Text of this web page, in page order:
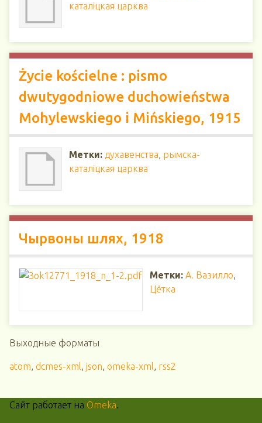
каталіцкая царква
Życie kościelne : pismo
dwutygodniowe duchowieństwa
Mohylewskiego i Mińskiego, 1915
Метки: духавенства, рымска-
каталіцкая царква
Чырвоны шлях, 1918
Метки: А. Вазилло,
Цётка
Выходные форматы
atom, dcmes-xml, json, omeka-xml, rss2
Сайт работает на Omeka.